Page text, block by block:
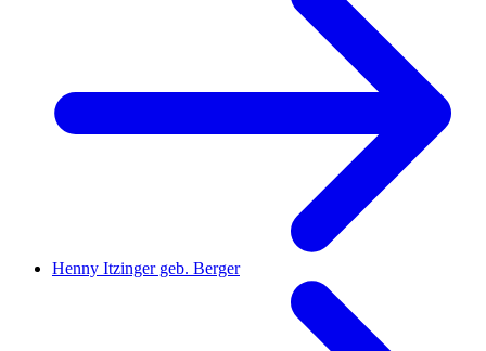
Henny Itzinger geb. Berger